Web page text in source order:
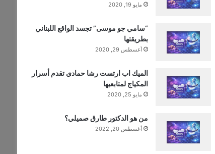
مايو 19, 2020
“سامي جو موسى” تجسد الواقع اللبناني
بطريقتها
أغسطس 29, 2020
الميك اب ارتست رشا حمادي تقدم أسرار
المكياج لمتابعيها
مايو 25, 2020
من هو الدكتور طارق صميلي؟
أغسطس 20, 2022